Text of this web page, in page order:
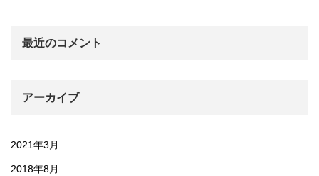
最近のコメント
アーカイブ
2021年3月
2018年8月